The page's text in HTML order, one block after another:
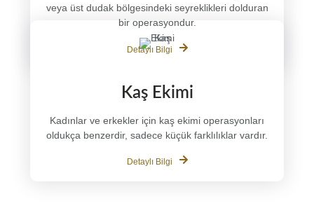
veya üst dudak bölgesindeki seyreklikleri dolduran
bir operasyondur.
Detaylı Bilgi
Kaş Ekimi
Kadınlar ve erkekler için kaş ekimi operasyonları
oldukça benzerdir, sadece küçük farklılıklar vardır.
Detaylı Bilgi